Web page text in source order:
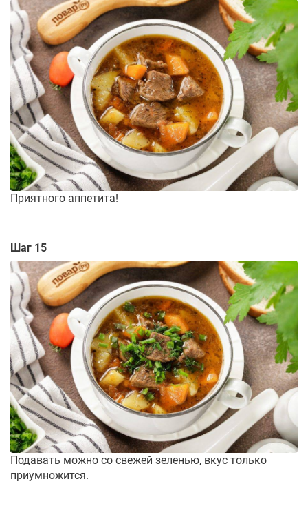
Приятного аппетита!
Шаг 15
Подавать можно со свежей зеленью, вкус только
приумножится.